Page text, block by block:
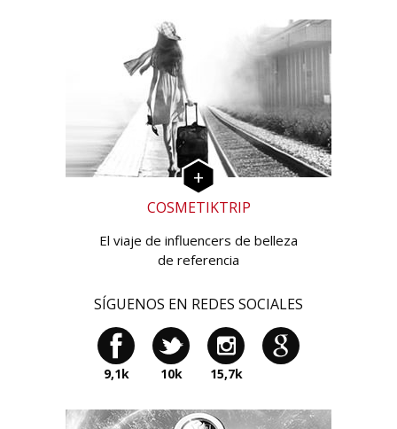
COSMETIKTRIP
El viaje de influencers de belleza
de referencia
SÍGUENOS EN REDES SOCIALES
9,1k 10k 15,7k